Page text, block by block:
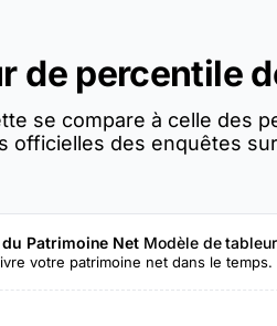
de percentile
se compare à celle des
officielles des enquêtes
Patrimoine Net Modèle de tableur
votre patrimoine net dans le temps.